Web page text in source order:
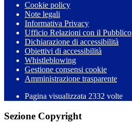
Cookie policy
Note legali
Informativa Privacy
Ufficio Relazioni con il Pubblico
Dichiarazione di accessibilità
Obiettivi di accessibilità
Whistleblowing
Gestione consensi cookie
Amministrazione trasparente
Pagina visualizzata 2332 volte
Sezione Copyright